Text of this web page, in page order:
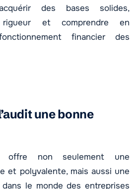
des bases solides,
et comprendre en
financier des
une bonne
offre non seulement une
et polyvalente, mais aussi une
dans le monde des entreprises